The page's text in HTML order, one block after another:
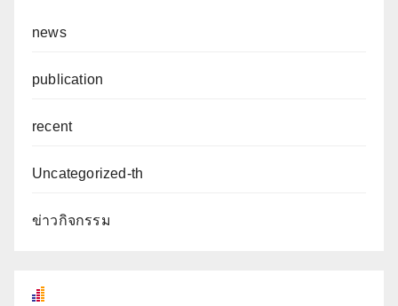
news
publication
recent
Uncategorized-th
ข่าวกิจกรรม